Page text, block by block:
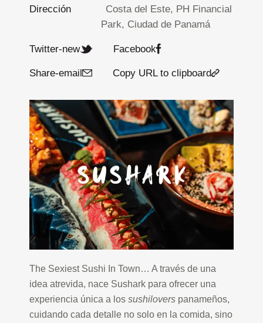
The Sexiest Sushi In Town… A través de una
idea atrevida, nace Sushark para ofrecer una
experiencia única a los sushilovers panameños,
cuidando cada detalle no solo en la comida, sino
Dirección
Costa del Este, PH Financial
Park, Ciudad de Panamá
Twitter-new Facebook
Share-email Copy URL to clipboard